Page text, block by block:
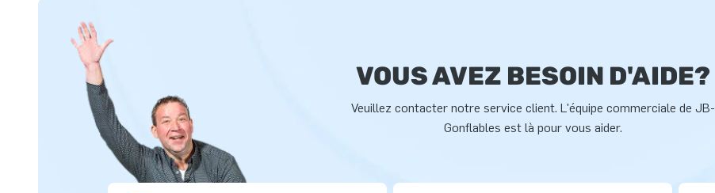
VOUS AVEZ BESOIN D'AIDE?
Veuillez contacter notre service client. L'équipe commerciale de JB-
Gonflables est là pour vous aider.